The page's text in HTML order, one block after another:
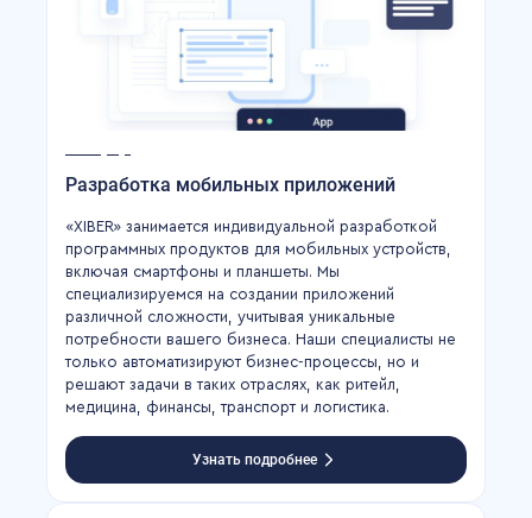
Разработка мобильных приложений
«XIBER» занимается индивидуальной разработкой
программных продуктов для мобильных устройств,
включая смартфоны и планшеты. Мы
специализируемся на создании приложений
различной сложности, учитывая уникальные
потребности вашего бизнеса. Наши специалисты не
только автоматизируют бизнес-процессы, но и
решают задачи в таких отраслях, как ритейл,
медицина, финансы, транспорт и логистика.
Узнать подробнее